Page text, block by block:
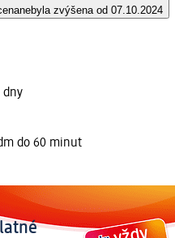
nebyla zvýšena od 07.10.2024
dny
do 60 minut